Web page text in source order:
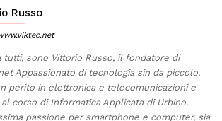
Russo
tutti, sono Vittorio Russo, il fondatore di
Appassionato di tecnologia sin da piccolo.
perito in elettronica e telecomunicazioni e
corso di Informatica Applicata di Urbino.
passione per smartphone e computer, sia